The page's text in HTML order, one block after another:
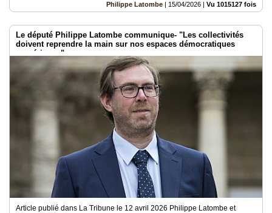
Philippe Latombe | 15/04/2026 | Vu 1015127 fois
Le député Philippe Latombe communique- "Les collectivités
doivent reprendre la main sur nos espaces démocratiques
numériques"
Article publié dans La Tribune le 12 avril 2026 Philippe Latombe et